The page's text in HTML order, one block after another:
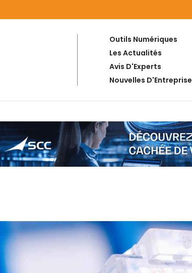
Outils Numériques
Les Actualités
Avis D'Experts
Nouvelles D'Entreprise